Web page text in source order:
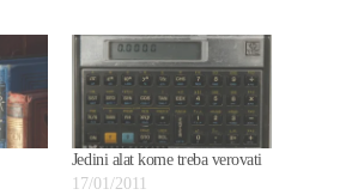
Jedini alat kome treba verovati
17/01/2011